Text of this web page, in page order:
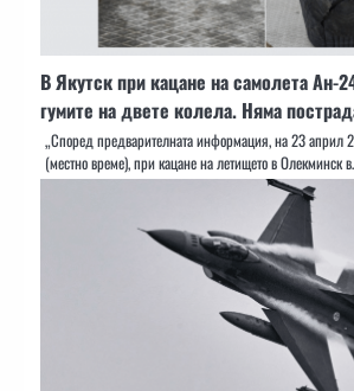
В Якутск при кацане на самолета Ан-
гумите на двете колела. Няма
„Според предварителната информация, на 23 април
(местно време), при кацане на летището в Олекминск